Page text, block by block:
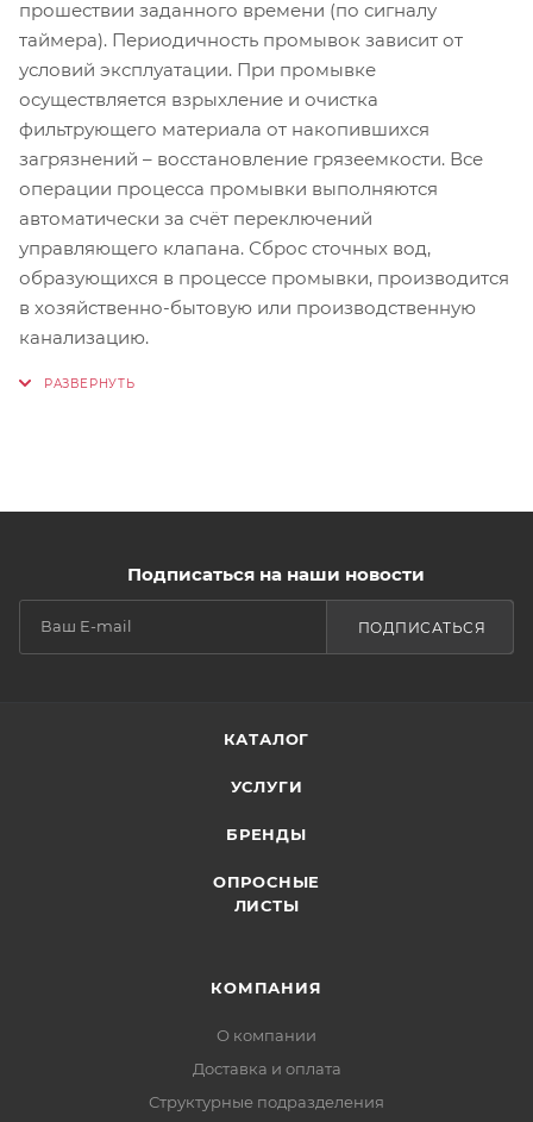
прошествии заданного времени (по сигналу
таймера). Периодичность промывок зависит от
условий эксплуатации. При промывке
осуществляется взрыхление и очистка
фильтрующего материала от накопившихся
загрязнений – восстановление грязеемкости. Все
операции процесса промывки выполняются
автоматически за счёт переключений
управляющего клапана. Сброс сточных вод,
образующихся в процессе промывки, производится
в хозяйственно-бытовую или производственную
канализацию.
Подписаться на наши новости
ПОДПИСАТЬСЯ
КАТАЛОГ
УСЛУГИ
БРЕНДЫ
ОПРОСНЫЕ
ЛИСТЫ
КОМПАНИЯ
О компании
Доставка и оплата
Структурные подразделения